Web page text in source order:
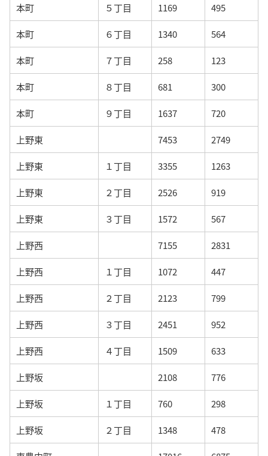
本町 ５丁目 1169 495
本町 ６丁目 1340 564
本町 ７丁目 258 123
本町 ８丁目 681 300
本町 ９丁目 1637 720
上野東 7453 2749
上野東 １丁目 3355 1263
上野東 ２丁目 2526 919
上野東 ３丁目 1572 567
上野西 7155 2831
上野西 １丁目 1072 447
上野西 ２丁目 2123 799
上野西 ３丁目 2451 952
上野西 ４丁目 1509 633
上野坂 2108 776
上野坂 １丁目 760 298
上野坂 ２丁目 1348 478